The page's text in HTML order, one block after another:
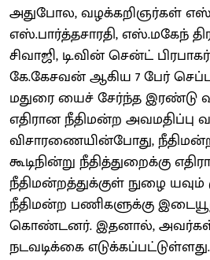
அதுபோல, வழக்கறிஞர்கள்
எஸ்.பார்த்தசாரதி, எஸ்.மகேந்
சிவாஜி, டி.வின் சென்ட்
கே.கேசவன் ஆகிய 7 பேர்
மதுரை யைச் சேர்ந்த இரண்டு
எதிரான நீதிமன்ற அவமதிப்பு
விசாரணையின்போது,
கூடிநின்று நீதித்துறைக்கு
நீதிமன்றத்துக்குள் நுழை
நீதிமன்ற பணிகளுக்கு
கொண்டனர். இதனால், அவர்கள்
நடவடிக்கை எடுக்கப்பட்டுள்ளது.